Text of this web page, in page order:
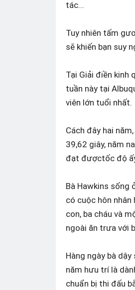
tác...
Tuy nhiên tấm
sẽ khiến bạn suy
Tại Giải điền
tuần này tại
viên lớn tuổi nhất.
Cách đây hai
39,62 giây, năm
đạt đượctốc độ
Bà Hawkins sống
có cuộc hôn
con, ba cháu và
ngoài ăn trưa với
Hàng ngày bà
năm hưu trí là
chuẩn bị thi đấu